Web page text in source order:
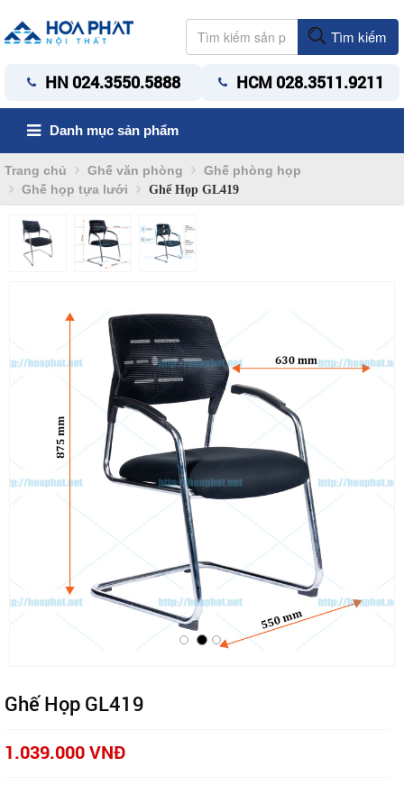
Tìm kiếm
HN 024.3550.5888 HCM 028.3511.9211
Danh mục sản phẩm
Trang chủ Ghế văn phòng
Ghế phòng họp
Ghế họp tựa lưới
Ghế Họp GL419
Ghế Họp GL419
1.039.000 VNĐ